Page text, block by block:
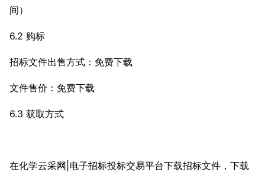
间）
6.2 购标
招标文件出售方式：免费下载
文件售价：免费下载
6.3 获取方式
在化学云采网|电子招标投标交易平台下载招标文件，下载